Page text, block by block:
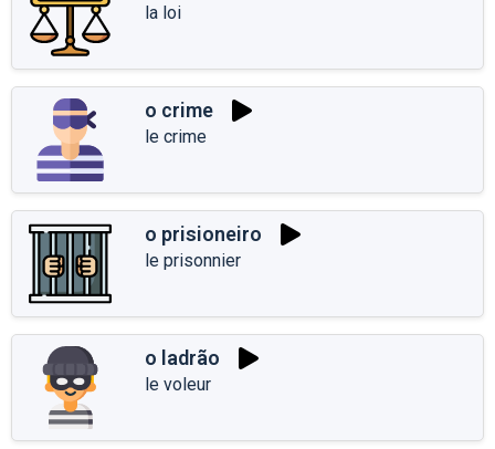
la loi
o crime
le crime
o prisioneiro
le prisonnier
o ladrão
le voleur